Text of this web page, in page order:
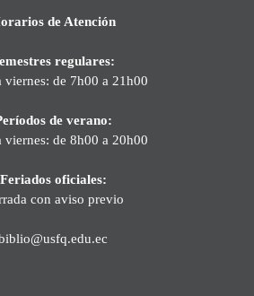
de Atención
regulares:
viernes: de 7h00 a 21h00
de verano:
viernes: de 8h00 a 20h00
Feriados oficiales:
con aviso previo